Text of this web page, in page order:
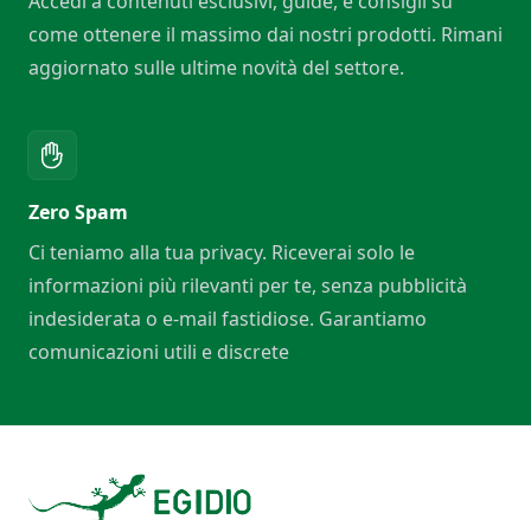
come ottenere il massimo dai nostri prodotti. Rimani
aggiornato sulle ultime novità del settore.
Zero Spam
Ci teniamo alla tua privacy. Riceverai solo le
informazioni più rilevanti per te, senza pubblicità
indesiderata o e-mail fastidiose. Garantiamo
comunicazioni utili e discrete